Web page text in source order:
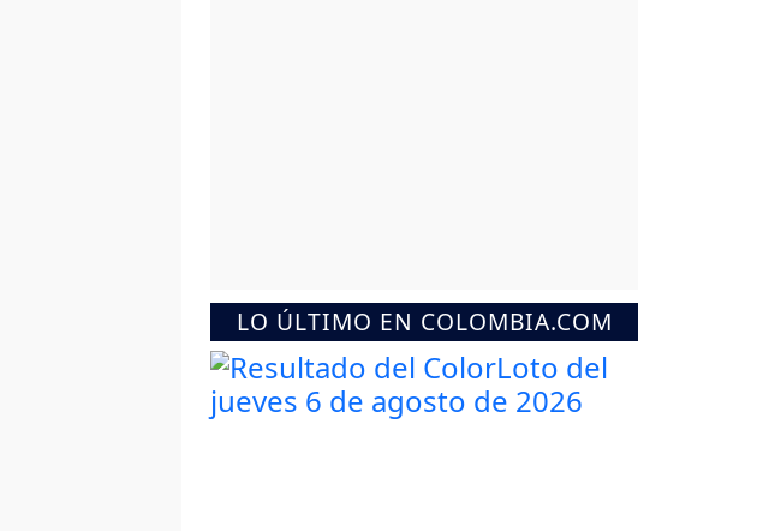
LO ÚLTIMO EN COLOMBIA.COM